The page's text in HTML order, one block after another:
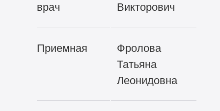
врач
Викторович
Приемная
Фролова
Татьяна
Леонидовна